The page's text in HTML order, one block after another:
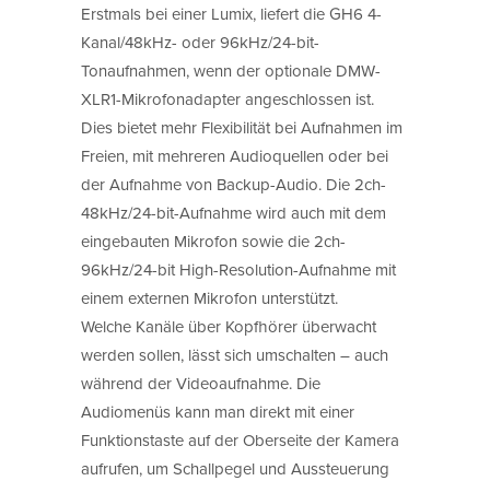
Erstmals bei einer Lumix, liefert die GH6 4-
Kanal/48kHz- oder 96kHz/24-bit-
Tonaufnahmen, wenn der optionale DMW-
XLR1-Mikrofonadapter angeschlossen ist.
Dies bietet mehr Flexibilität bei Aufnahmen im
Freien, mit mehreren Audioquellen oder bei
der Aufnahme von Backup-Audio. Die 2ch-
48kHz/24-bit-Aufnahme wird auch mit dem
eingebauten Mikrofon sowie die 2ch-
96kHz/24-bit High-Resolution-Aufnahme mit
einem externen Mikrofon unterstützt.
Welche Kanäle über Kopfhörer überwacht
werden sollen, lässt sich umschalten – auch
während der Videoaufnahme. Die
Audiomenüs kann man direkt mit einer
Funktionstaste auf der Oberseite der Kamera
aufrufen, um Schallpegel und Aussteuerung